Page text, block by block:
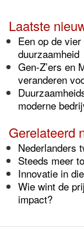
Laatste
Een op de
duurzaamheid
Gen-Z’ers en
veranderen
moderne
Gerelateerd
Nederlanders
Steeds meer
Innovatie in
Wie wint de
impact?